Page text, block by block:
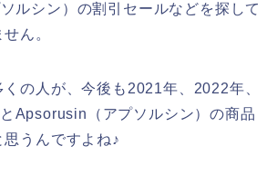
ルシン）の割引セールなどを探して
ん。
の人が、今後も2021年、2022年、
Apsorusin（アプソルシン）の商品
うんですよね♪